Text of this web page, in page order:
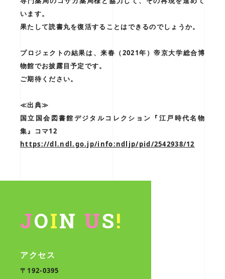
います。
果たして読書丸を復活することはできるのでしょうか。
プロジェクトの結果は、来春（2021年）帝京大学総合博
物館でお披露目予定です。
ご期待ください。
≪出典≫
国立国会図書館デジタルコレクション『江戸時代名物
集』コマ12
https://dl.ndl.go.jp/info:ndljp/pid/2542938/12
JOIN US!
アクセス
〒192-0395